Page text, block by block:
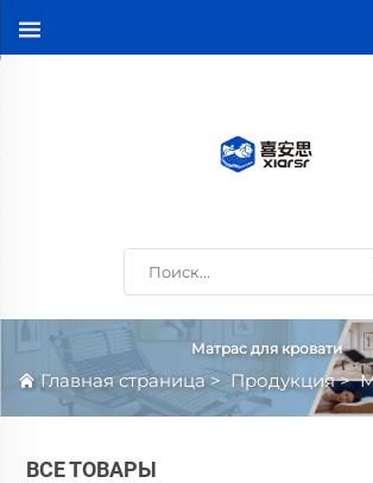
Матрас для кровати
Главная страница> Продукция>
ВСЕ ТОВАРЫ